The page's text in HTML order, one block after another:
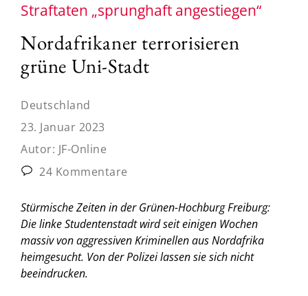
Straftaten „sprunghaft angestiegen“
Nordafrikaner terrorisieren
grüne Uni-Stadt
Deutschland
23. Januar 2023
Autor: JF-Online
24 Kommentare
Stürmische Zeiten in der Grünen-Hochburg Freiburg:
Die linke Studentenstadt wird seit einigen Wochen
massiv von aggressiven Kriminellen aus Nordafrika
heimgesucht. Von der Polizei lassen sie sich nicht
beeindrucken.